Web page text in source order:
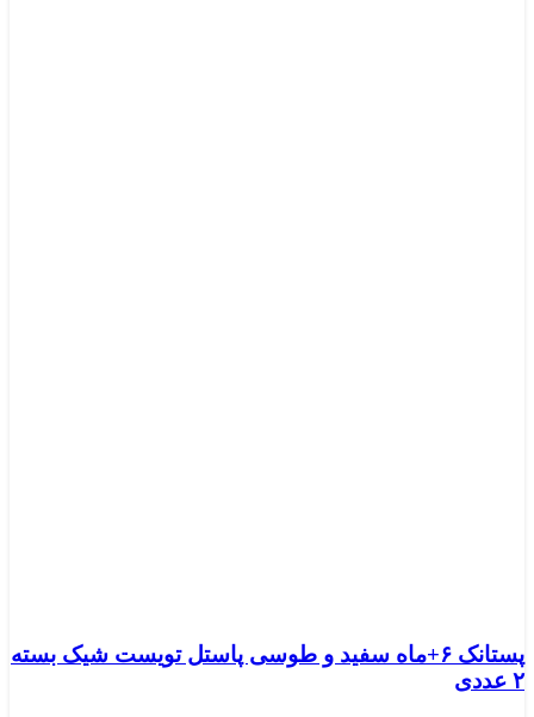
پستانک ۶+ماه سفید و طوسی پاستل تویست شیک بسته
۲ عددی